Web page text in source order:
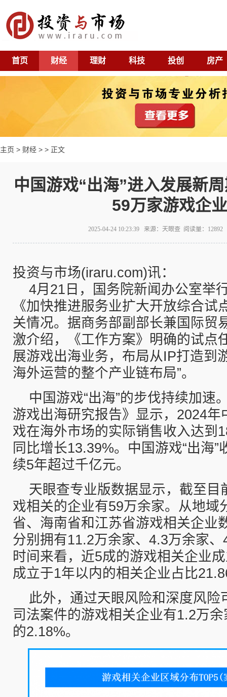
首页 财经 理财 科技 投创 房产
主页 > 财经 > > 正文
中国游戏“出海”进入发展新
59万家游戏企业
2025-04-24 10:23:39 来源：天眼查 阅读量：
投资与市场(iraru.com)讯：
4月21日，国务院新闻办公室举
《加快推进服务业扩大开放综合试
关情况。据商务部副部长兼国际贸
激介绍，《工作方案》明确的试点
展游戏出海业务，布局从IP打造到
海外运营的整个产业链布局”。
中国游戏“出海”的步伐持续加速
游戏出海研究报告》显示，2024年
戏在海外市场的实际销售收入达到
同比增长13.39%。中国游戏“出海”
续5年超过千亿元。
天眼查专业版数据显示，截至目
戏相关的企业有59万余家。从地域
省、海南省和江苏省游戏相关企业
分别拥有11.2万余家、4.3万余家
时间来看，近5成的游戏相关企业
成立于1年以内的相关企业占比
此外，通过天眼风险和深度风险
司法案件的游戏相关企业有1.2万
的2.18%。